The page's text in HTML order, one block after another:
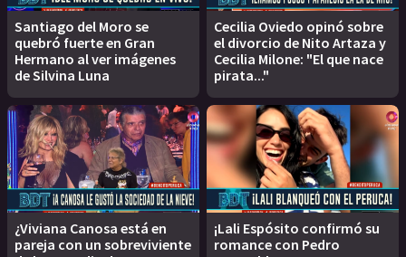
Santiago del Moro se
quebró fuerte en Gran
Hermano al ver imágenes
de Silvina Luna
Cecilia Oviedo opinó sobre
el divorcio de Nito Artaza y
Cecilia Milone: "El que nace
pirata..."
¿Viviana Canosa está en
pareja con un sobreviviente
¡Lali Espósito confirmó su
romance con Pedro